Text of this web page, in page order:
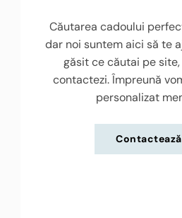
Căutarea cadoului
dar noi suntem aici să te
găsit ce căutai pe site,
contactezi. Împreună
personalizat